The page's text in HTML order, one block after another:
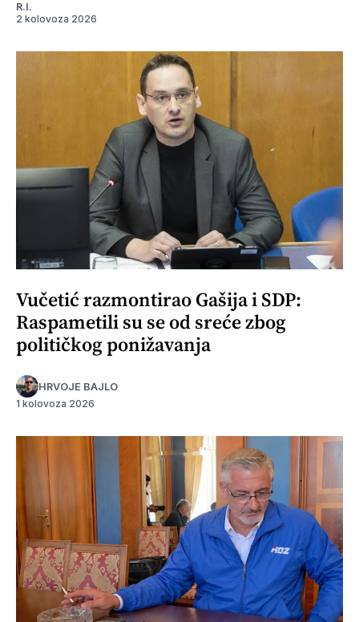
R.I.
2 kolovoza 2026
Vučetić razmontirao Gašija i SDP:
Raspametili su se od sreće zbog
političkog ponižavanja
HRVOJE BAJLO
1 kolovoza 2026